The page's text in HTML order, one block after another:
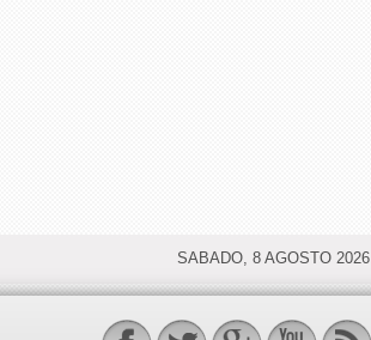
SABADO, 8 AGOSTO 2026